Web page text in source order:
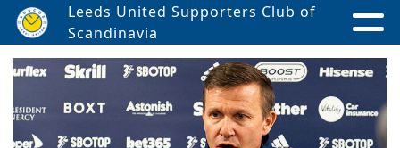
Leeds United Supporters Club of
Scandinavia